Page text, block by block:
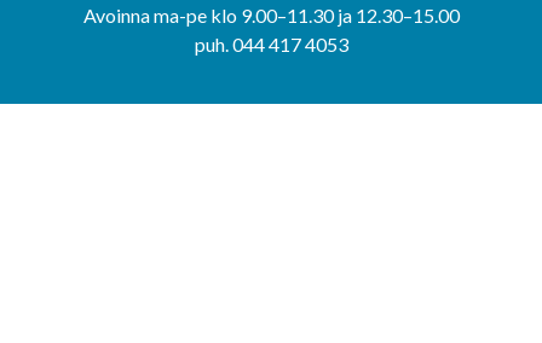
Avoinna ma-pe klo 9.00–11.30 ja 12.30–15.00
puh. 044 417 4053